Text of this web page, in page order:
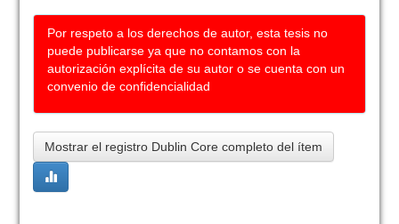
Por respeto a los derechos de autor, esta tesis no
puede publicarse ya que no contamos con la
autorización explícita de su autor o se cuenta con un
convenio de confidencialidad
Mostrar el registro Dublin Core completo del ítem